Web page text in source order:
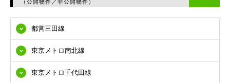
江東区
品川区
目黒区
（公開物件／非公開物件）
都営三田線
東京メトロ南北線
東京メトロ千代田線